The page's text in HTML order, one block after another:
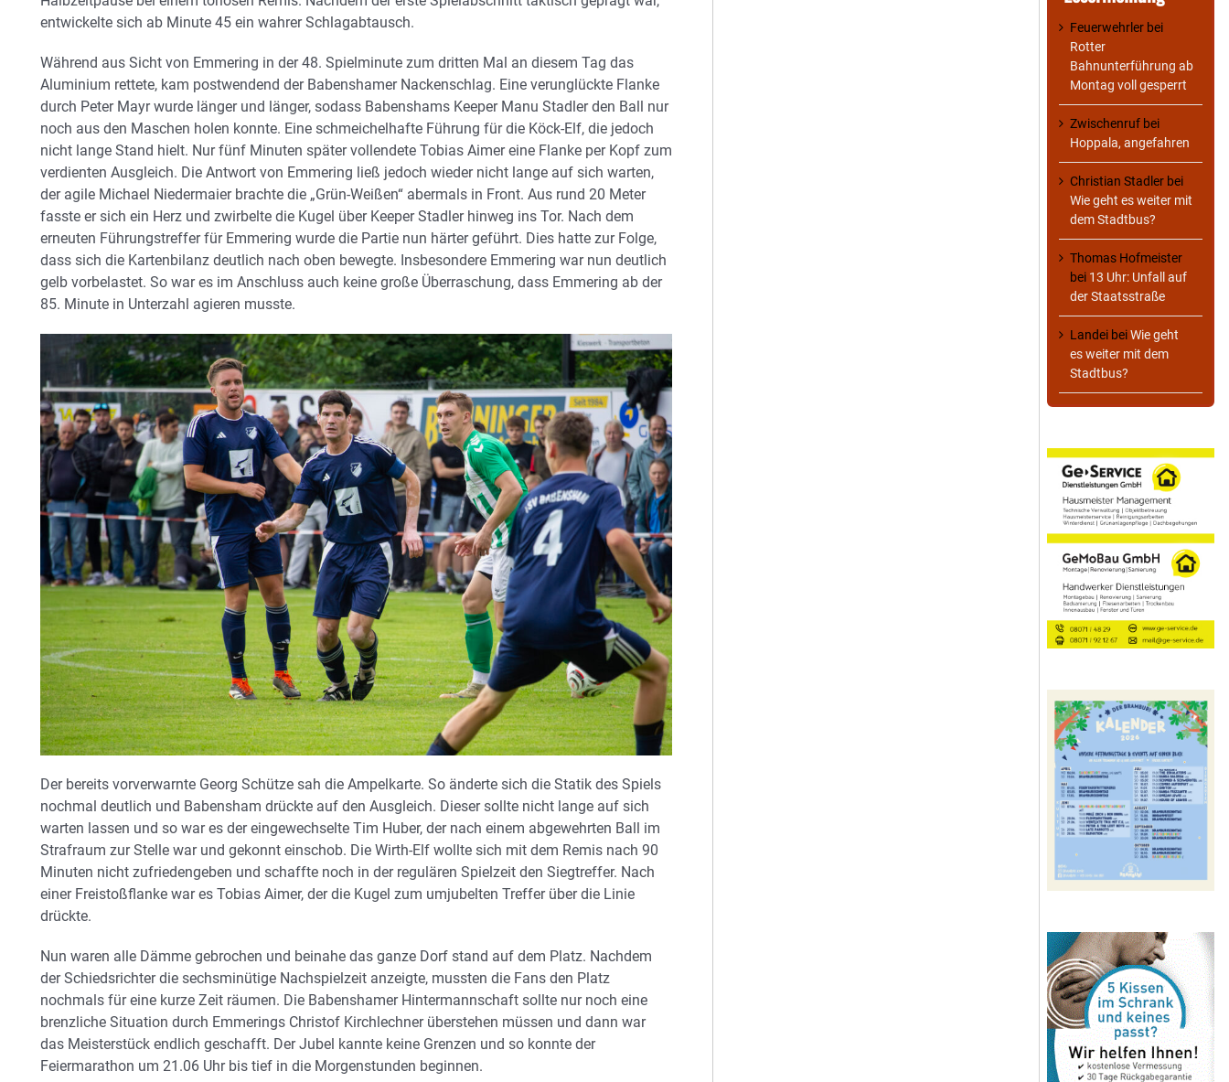
entwickelte sich ab Minute 45 ein wahrer Schlagabtausch.
Während aus Sicht von Emmering in der 48. Spielminute zum dritten Mal an diesem Tag das
Aluminium rettete, kam postwendend der Babenshamer Nackenschlag. Eine verunglückte Flanke
durch Peter Mayr wurde länger und länger, sodass Babenshams Keeper Manu Stadler den Ball nur
noch aus den Maschen holen konnte. Eine schmeichelhafte Führung für die Köck-Elf, die jedoch
nicht lange Stand hielt. Nur fünf Minuten später vollendete Tobias Aimer eine Flanke per Kopf zum
verdienten Ausgleich. Die Antwort von Emmering ließ jedoch wieder nicht lange auf sich warten,
der agile Michael Niedermaier brachte die „Grün-Weißen“ abermals in Front. Aus rund 20 Meter
fasste er sich ein Herz und zwirbelte die Kugel über Keeper Stadler hinweg ins Tor. Nach dem
erneuten Führungstreffer für Emmering wurde die Partie nun härter geführt. Dies hatte zur Folge,
dass sich die Kartenbilanz deutlich nach oben bewegte. Insbesondere Emmering war nun deutlich
gelb vorbelastet. So war es im Anschluss auch keine große Überraschung, dass Emmering ab der
85. Minute in Unterzahl agieren musste.
Der bereits vorverwarnte Georg Schütze sah die Ampelkarte. So änderte sich die Statik des Spiels
nochmal deutlich und Babensham drückte auf den Ausgleich. Dieser sollte nicht lange auf sich
warten lassen und so war es der eingewechselte Tim Huber, der nach einem abgewehrten Ball im
Strafraum zur Stelle war und gekonnt einschob. Die Wirth-Elf wollte sich mit dem Remis nach 90
Minuten nicht zufriedengeben und schaffte noch in der regulären Spielzeit den Siegtreffer. Nach
einer Freistoßflanke war es Tobias Aimer, der die Kugel zum umjubelten Treffer über die Linie
drückte.
Nun waren alle Dämme gebrochen und beinahe das ganze Dorf stand auf dem Platz. Nachdem
der Schiedsrichter die sechsminütige Nachspielzeit anzeigte, mussten die Fans den Platz
nochmals für eine kurze Zeit räumen. Die Babenshamer Hintermannschaft sollte nur noch eine
brenzliche Situation durch Emmerings Christof Kirchlechner überstehen müssen und dann war
das Meisterstück endlich geschafft. Der Jubel kannte keine Grenzen und so konnte der
Feiermarathon um 21.06 Uhr bis tief in die Morgenstunden beginnen.
Feuerwehrler bei
Rotter
Bahnunterführung ab
Montag voll gesperrt
Zwischenruf bei
Hoppala, angefahren
Christian Stadler bei
Wie geht es weiter mit
dem Stadtbus?
Thomas Hofmeister
bei 13 Uhr: Unfall auf
der Staatsstraße
Landei beiWie geht
es weiter mit dem
Stadtbus?